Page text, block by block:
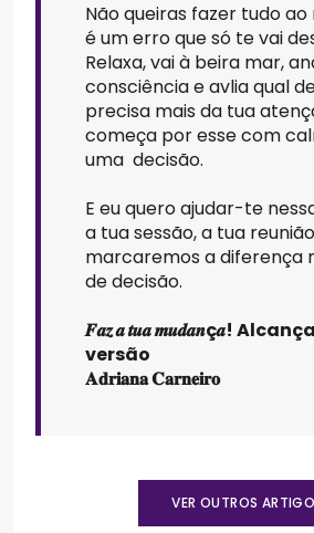
Não queiras fazer tudo
é um erro que só te vai
Relaxa, vai à beira mar,
consciência e avlia qual
precisa mais da tua
começa por esse com
uma decisão.
E eu quero ajudar-te
a tua sessão, a tua
marcaremos a diferença
de decisão.
𝑭𝒂𝒛 𝒂 𝒕𝒖𝒂 𝒎𝒖𝒅𝒂𝒏ç𝒂!
versão
𝐀𝐝𝐫𝐢𝐚𝐧𝐚 𝐂𝐚𝐫𝐧𝐞𝐢𝐫𝐨
VER OUTROS